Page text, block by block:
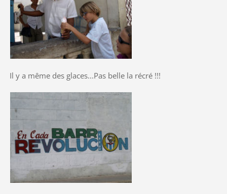
Il y a même des glaces...Pas belle la récré !!!